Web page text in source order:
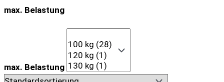
max. Belastung
max. Belastung